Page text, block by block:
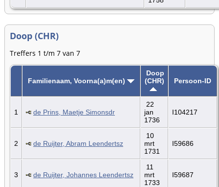
Doop (CHR)
Treffers 1 t/m 7 van 7
Familienaam, Voorna(a)m(en)
Doop
(CHR)
Persoon-ID
1 de Prins, Maetje Simonsdr
22
jan
1736
I104217
2 de Ruijter, Abram Leendertsz
10
mrt
1731
I59686
3 de Ruijter, Johannes Leendertsz
11
mrt
1733
I59687